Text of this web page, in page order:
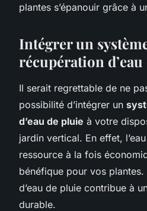
plantes s’épanouir grâce à
Intégrer un
récupération
Il serait regrettable de ne
possibilité d’intégrer un
d’eau de pluie à votre
jardin vertical. En effet,
ressource à la fois
bénéfique pour vos plantes.
d’eau de pluie contribue à
durable.